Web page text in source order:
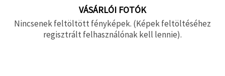
VÁSÁRLÓI FOTÓK
Nincsenek feltöltött fényképek. (Képek feltöltéséhez
regisztrált felhasználónak kell lennie).